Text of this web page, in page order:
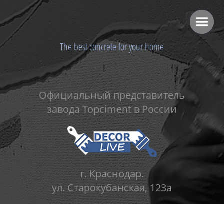
The best concrete for your home
Официальный представитель
завода Topciment в России
г. Краснодар.
ул. Старокубанская, 123а